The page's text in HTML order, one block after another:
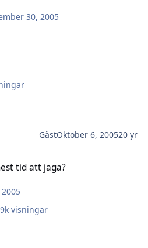
30, 2005
GästOktober 6, 200520 yr
tid att jaga?
visningar